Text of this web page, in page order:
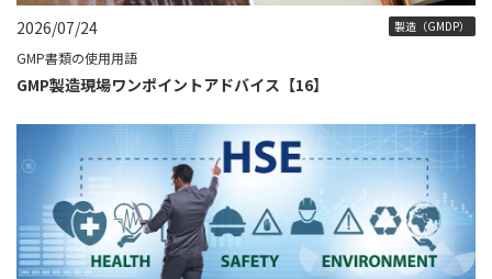
2026/07/24 製造（GMDP）
GMP書類の使用用語
GMP製造現場ワンポイントアドバイス【16】